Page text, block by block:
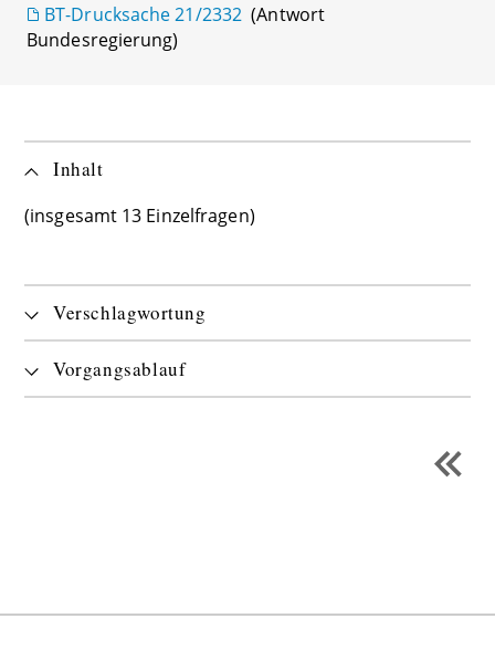
BT-Drucksache 21/2332 (Antwort
Bundesregierung)
Inhalt
(insgesamt 13 Einzelfragen)
Verschlagwortung
Vorgangsablauf